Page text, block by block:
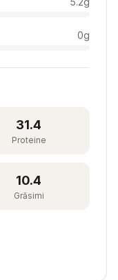
0g
31.4
Proteine
10.4
Grăsimi